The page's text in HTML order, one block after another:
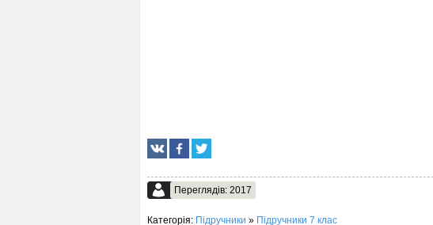
Переглядів: 2017
Категорія: Підручники » Підручники 7 клас